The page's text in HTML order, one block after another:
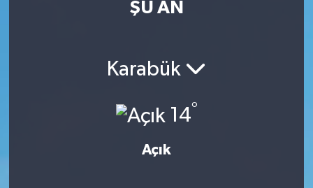
ŞU AN
Karabük
14°
Açık